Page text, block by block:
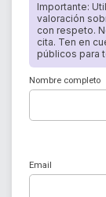
Importante:
valoración
con respeto.
cita. Ten en
públicos para
Nombre completo
Email